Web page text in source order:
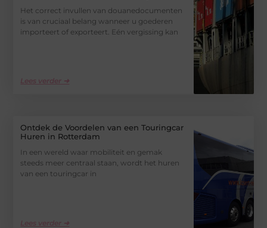
Het correct invullen van douanedocumenten
is van cruciaal belang wanneer u goederen
importeert of exporteert. Eén vergissing kan
Lees verder ➜
Ontdek de Voordelen van een Touringcar
Huren in Rotterdam
In een wereld waar mobiliteit en gemak
steeds meer centraal staan, wordt het huren
van een touringcar in
Lees verder ➜